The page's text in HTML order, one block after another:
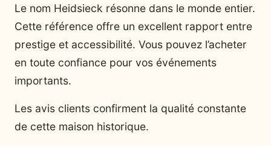
Le nom Heidsieck résonne dans le monde entier.
Cette référence offre un excellent rapport entre
prestige et accessibilité. Vous pouvez l’acheter
en toute confiance pour vos événements
importants.
Les avis clients confirment la qualité constante
de cette maison historique.